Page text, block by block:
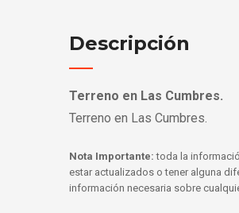
Descripción
Terreno en Las Cumbres.
Terreno en Las Cumbres.
Nota Importante:toda la
estar actualizados o tener alguna
información necesaria sobre